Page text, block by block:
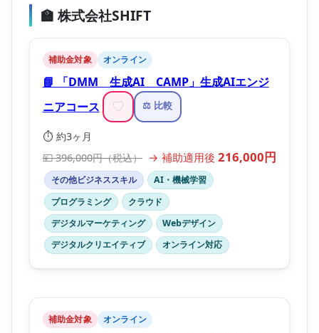
🏫 株式会社SHIFT
補助金対象 オンライン
📘 「DMM 生成AI CAMP」生成AIエンジ
ニアコース
♡ ⚖️ 比較
⏱️ 約3ヶ月
💴 396,000円（税込） → 補助適用後 216,000円
その他ビジネススキル
AI・機械学習
プログラミング
クラウド
デジタルマーケティング
Webデザイン
デジタルクリエイティブ
オンライン対応
補助金対象 オンライン